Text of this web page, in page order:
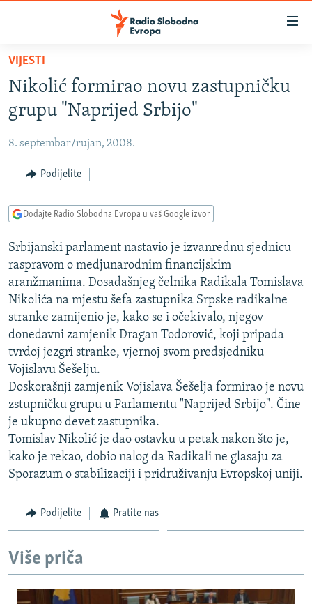
Pređite
glavni
sadržaj
Pređite
na
navigaciju
Pređite
na
VIJESTI
BOSNA I HERCEGOVINA
SRBIJA
KOSOVO
CRNA GORA
VIDEO
FOTOGALERIJE
INFOGRAFIKE
PODCASTI
RAT U UKRAJINI
KINA NA BALKANU
RSE PRIČE IZ SVIJETA
ISPRIČAJ MI
DNEVNO@RSE
SPECIJALI RSE
VIŠE OD NASLOVA
GENOCID U SREBRENICI
POPLAVE I KLIZIŠTA U BIH 2024.
TV LIBERTY
TRI DECENIJE OD RATA U BIH
SVE KARTE DEJTONA
NASTANAK I RASPAD JUGOSLAVIJE
PRATITE NAS
Sve RFE/RL stranice
VIJESTI
Nikolić formirao novu zastupničku
grupu "Naprijed Srbijo"
8. septembar/rujan, 2008.
Podijelite
Dodajte Radio Slobodna Evropa u vaš Google izvor
Srbijanski parlament nastavio je izvanrednu sjednicu
raspravom o medjunarodnim financijskim
aranžmanima. Dosadašnjeg čelnika Radikala Tomislava
Nikolića na mjestu šefa zastupnika Srpske radikalne
stranke zamijenio je, kako se i očekivalo, njegov
donedavni zamjenik Dragan Todorović, koji pripada
tvrdoj jezgri stranke, vjernoj svom predsjedniku
Vojislavu Šešelju.
Doskorašnji zamjenik Vojislava Šešelja formirao je novu
zstupničku grupu u Parlamentu "Naprijed Srbijo". Čine
je ukupno devet zastupnika.
Tomislav Nikolić je dao ostavku u petak nakon što je,
kako je rekao, dobio nalog da Radikali ne glasaju za
Sporazum o stabilizaciji i pridruživanju Evropskoj uniji.
Podijelite Pratite nas
Više priča